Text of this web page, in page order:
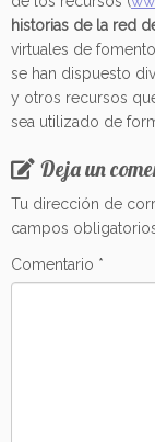
historias de la red
virtuales de
se han dispuesto
y otros recursos
sea utilizado de
Deja un
Tu dirección de
campos
Comentario *